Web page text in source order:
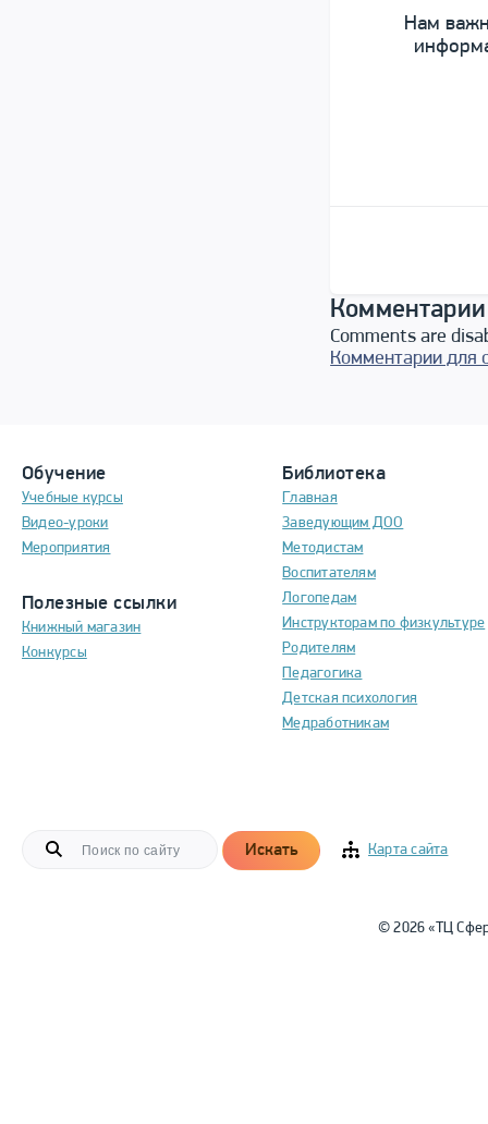
Нам
Comments are
Комментарии для
Обучение
Учебные курсы
Видео-уроки
Мероприятия
Полезные ссылки
Книжный магазин
Конкурсы
Библиотека
Главная
Заведующим ДОО
Методистам
Воспитателям
Логопедам
Инструкторам по физкультуре
Родителям
Педагогика
Детская психология
Медработникам
Искать Карта сайта
© 2026 «ТЦ